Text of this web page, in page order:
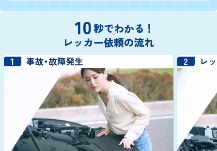
10秒でわかる！
レッカー依頼の流れ
1 事故・故障発生 2 レ